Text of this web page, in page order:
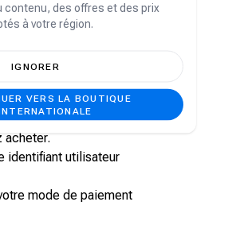
Shop ?
le bas jusqu'à la catégorie
valeur des diamants que
acheter.
identifiant utilisateur
mode de paiement
contenu, des offres et des prix
à votre région.
IGNORER
VERS LA BOUTIQUE